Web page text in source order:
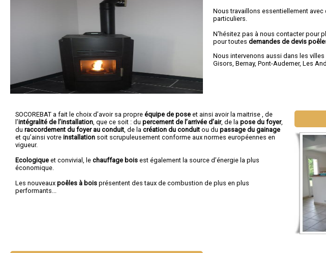
Nous travaillons essentiellement
particuliers.
N'hésitez pas à nous contacter pour
pour toutesdemandes de devis
Nous intervenons aussi dans les
Gisors ,Bernay,Pont-Audemer,Les
SOCOREBAT a fait le choix d’avoir sa propre équipe de pose et ainsi avoir la maitrise , de
l’intégralité de l’installation, que ce soit : du percement de l’arrivée d’air, de la pose du foyer,
du raccordement du foyer au conduit, de la création du conduit ou du passage du gainage
et qu’ainsi votre installation soit scrupuleusement conforme aux normes européennes en
vigueur.
Ecologique et convivial, le chauffage bois est également la source d’énergie la plus
économique.
Les nouveaux poêles à bois présentent des taux de combustion de plus en plus
performants...